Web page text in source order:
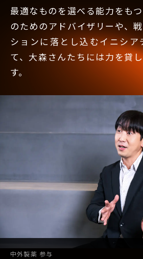
最適なものを選べる能力をも
のためのアドバイザリーや、
ションに落とし込むイニシア
て、大森さんたちには力を貸
す。
中外製薬 参与